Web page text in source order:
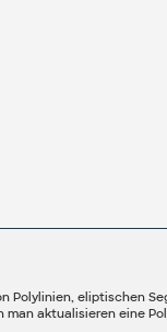
Polylinien, eliptischen
man aktualisieren eine